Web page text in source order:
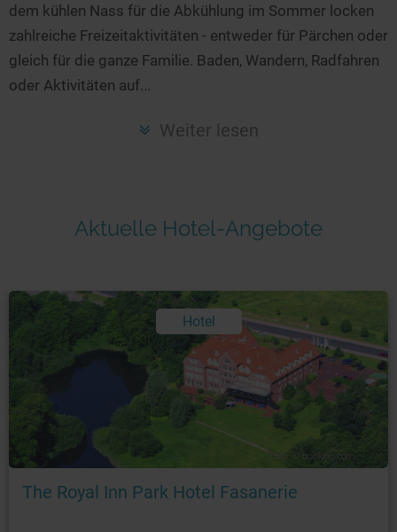
Norwegen
alle Länder…
dem kühlen Nass für die Abkühlung im Sommer locken
zahlreiche Freizeitaktivitäten - entweder für Pärchen oder
gleich für die ganze Familie. Baden, Wandern, Radfahren
oder Aktivitäten auf...
Weiter lesen
Aktuelle Hotel-Angebote
Hotel
Foto: © booking.com
The Royal Inn Park Hotel Fasanerie